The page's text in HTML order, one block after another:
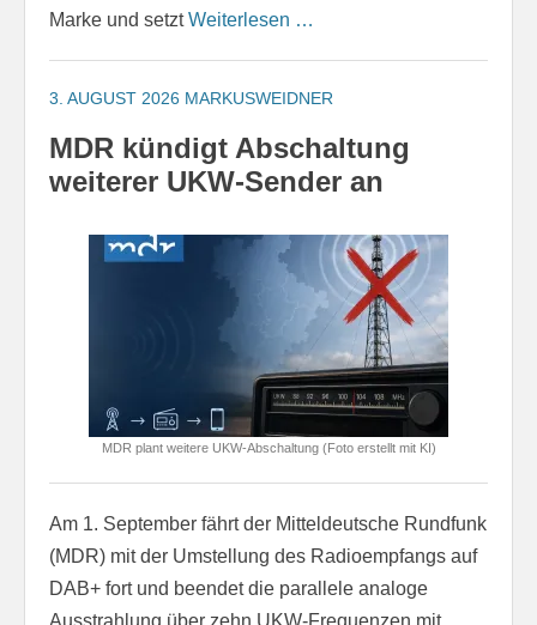
Marke und setztWeiterlesen …
3. AUGUST 2026 MARKUSWEIDNER
MDR kündigt Abschaltung
weiterer UKW-Sender an
MDR plant weitere UKW-Abschaltung (Foto erstellt mit KI)
Am 1. September fährt der Mitteldeutsche Rundfunk
(MDR) mit der Umstellung des Radioempfangs auf
DAB+ fort und beendet die parallele analoge